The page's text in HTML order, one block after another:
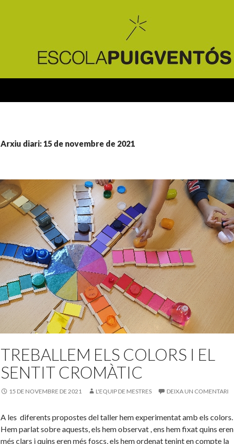
Arxiu diari: 15 de novembre de 2021
TREBALLEM ELS COLORS I EL
SENTIT CROMÀTIC
15 DE NOVEMBRE DE 2021 L'EQUIP DE MESTRES DEIXA UN COMENTARI
A les diferents propostes del taller hem experimentat amb els colors.
Hem parlat sobre aquests, els hem observat , ens hem fixat quins eren
més clars i quins eren més foscs, els hem ordenat tenint en compte la